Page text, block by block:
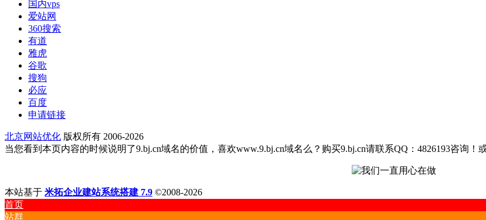
国内vps
爱站网
360搜索
有道
雅虎
谷歌
搜狗
必应
百度
申请链接
北京网站优化 版权所有 2006-2026
当您看到本页内容的时候说明了9.bj.cn域名的价值，喜欢www.9.bj.cn域名么？购买9.bj.cn请联系QQ：4826193咨询！
本站基于 米拓企业建站系统搭建 7.9 ©2008-2026
首页
站群